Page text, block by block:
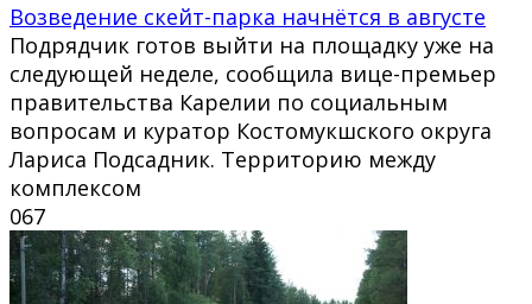
Возведение скейт-парка начнётся в августе
Подрядчик готов выйти на площадку уже на
следующей неделе, сообщила вице-премьер
правительства Карелии по социальным
вопросам и куратор Костомукшского округа
Лариса Подсадник. Территорию между
комплексом
067